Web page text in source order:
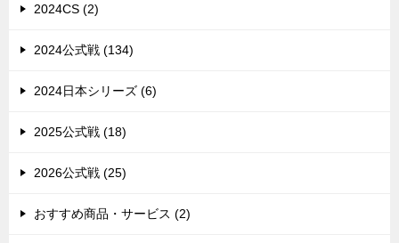
2024CS (2)
2024公式戦 (134)
2024日本シリーズ (6)
2025公式戦 (18)
2026公式戦 (25)
おすすめ商品・サービス (2)